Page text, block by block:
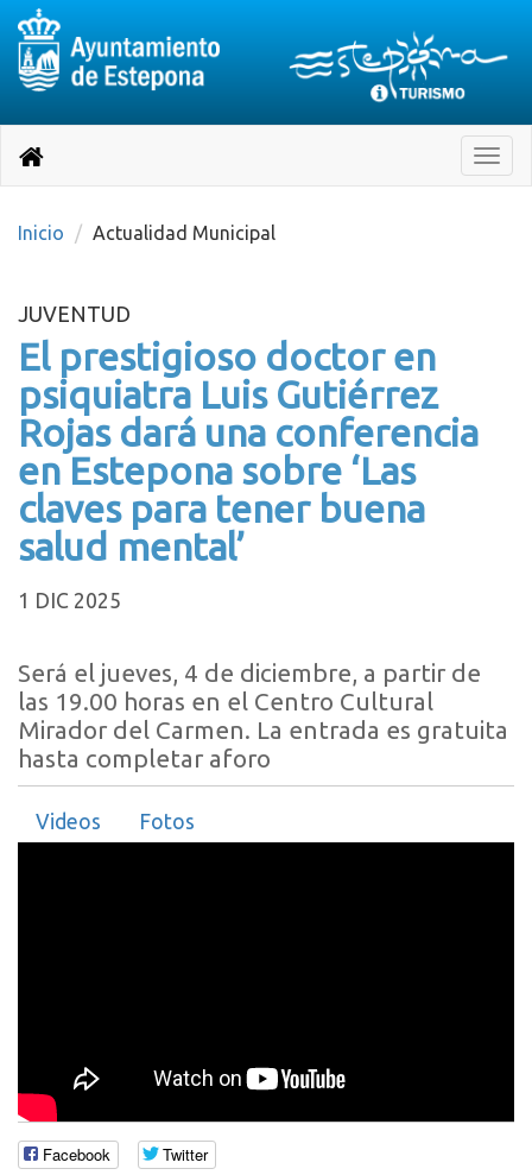
página
Toggle
Destino:
Volver
inicio
Inicio Actualidad Municipal
JUVENTUD
El prestigioso doctor en
psiquiatra Luis Gutiérrez
Rojas dará una conferencia
en Estepona sobre ‘Las
claves para tener buena
salud mental’
1 DIC 2025
Será el jueves, 4 de diciembre, a partir de
las 19.00 horas en el Centro Cultural
Mirador del Carmen. La entrada es gratuita
hasta completar aforo
Videos Fotos
Facebook Twitter